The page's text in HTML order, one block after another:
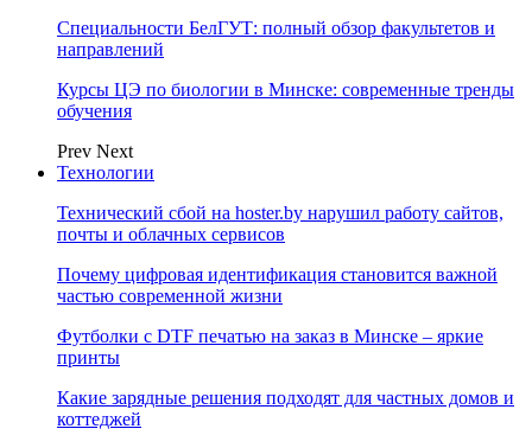
Специальности БелГУТ: полный обзор факультетов и
направлений
Курсы ЦЭ по биологии в Минске: современные тренды
обучения
Prev Next
Технологии
Технический сбой на hoster.by нарушил работу сайтов,
почты и облачных сервисов
Почему цифровая идентификация становится важной
частью современной жизни
Футболки с DTF печатью на заказ в Минске – яркие
принты
Какие зарядные решения подходят для частных домов и
коттеджей